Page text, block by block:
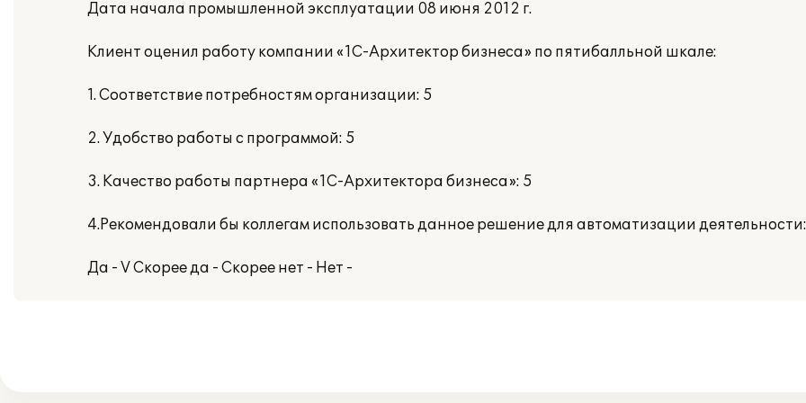
Дата начала промышленной эксплуатации 08 июня 2012 г.
Клиент оценил работу компании «1С-Архитектор бизнеса» по пятибалльной шкале:
1. Соответствие потребностям организации: 5
2. Удобство работы с программой: 5
3. Качество работы партнера «1С-Архитектора бизнеса»: 5
4.Рекомендовали бы коллегам использовать данное решение для автоматизации деятельности:
Да - V Скорее да - Скорее нет - Нет -